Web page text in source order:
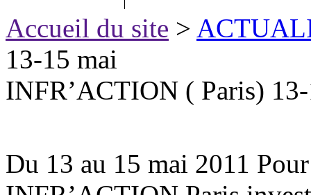
Accueil du site >
13-15 mai
INFR’ACTION ( Paris)
Du 13 au 15 mai 2011